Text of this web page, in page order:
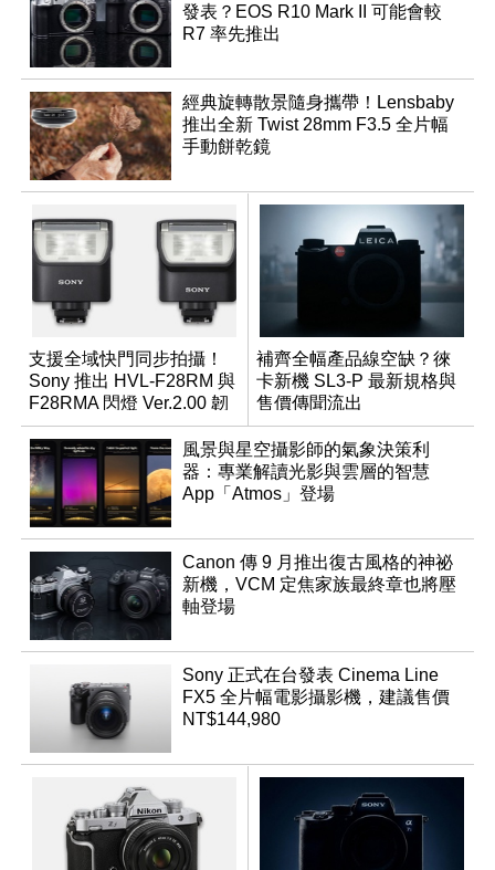
發表？EOS R10 Mark II 可能會較
R7 率先推出
經典旋轉散景隨身攜帶！Lensbaby
推出全新 Twist 28mm F3.5 全片幅
手動餅乾鏡
支援全域快門同步拍攝！
Sony 推出 HVL-F28RM 與
F28RMA 閃燈 Ver.2.00 韌
體
補齊全幅產品線空缺？徠
卡新機 SL3-P 最新規格與
售價傳聞流出
風景與星空攝影師的氣象決策利
器：專業解讀光影與雲層的智慧
App「Atmos」登場
Canon 傳 9 月推出復古風格的神祕
新機，VCM 定焦家族最終章也將壓
軸登場
Sony 正式在台發表 Cinema Line
FX5 全片幅電影攝影機，建議售價
NT$144,980